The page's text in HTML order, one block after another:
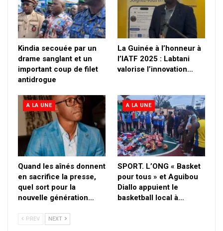
Kindia secouée par un
drame sanglant et un
important coup de filet
antidrogue
La Guinée à l’honneur à
l’IATF 2025 : Labtani
valorise l’innovation…
A LA UNE
Quand les aînés donnent
en sacrifice la presse,
quel sort pour la
nouvelle génération…
A LA UNE
SPORT. L’ONG « Basket
pour tous » et Aguibou
Diallo appuient le
basketball local à…
PREV NEXT